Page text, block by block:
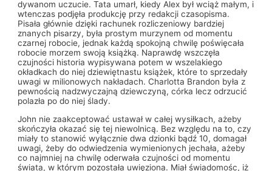
dywanom uczucie. Tata umarł, kiedy Alex był wciąż małym, i
wtenczas podjęła produkcję przy redakcji czasopisma.
Pisała głównie dzięki rachunek rozliczeniowy bardziej
znanych pisarzy, była prostym murzynem od momentu
czarnej robocie, jednak każdą spokojną chwilę poświęcała
robocie morzem swoją książką. Naprawdę wszczęła
czujności historia wypisywana potem w wszelakiego
okładkach do niej dziewiętnastu książek, które to sprzedały
uwagi w milionowych nakładach. Charlotta Brandon była z
pewnością nadzwyczajną dziewczyną, córka lecz odrzucić
polazła po do niej ślady.
John nie zaakceptować ustawał w całej wysiłkach, ażeby
skończyła okazać się tej niewolnicą. Bez względu na to, czy
miały to stanowić wyłącznie dwa dzionki bądź 10, domagał
uwagi, żeby do odwiedzenia wymienionych jechała, ażeby
co najmniej na chwilę oderwała czujności od momentu
świata, w którym pozostała uwięziona. Miał świadomośc, iż